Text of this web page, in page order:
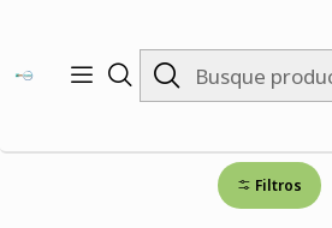
Vests
Filtros